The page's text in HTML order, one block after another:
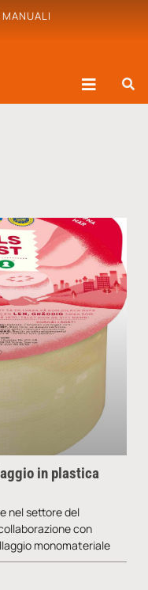
in plastica
nel settore del
con
monomateriale